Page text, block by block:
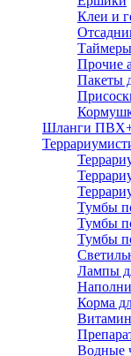
Клеи и
Таймеры
Прочие
Пакеты
Шланги
Тумбы
Тумбы
Тумбы
Лампы
Корма
Водные